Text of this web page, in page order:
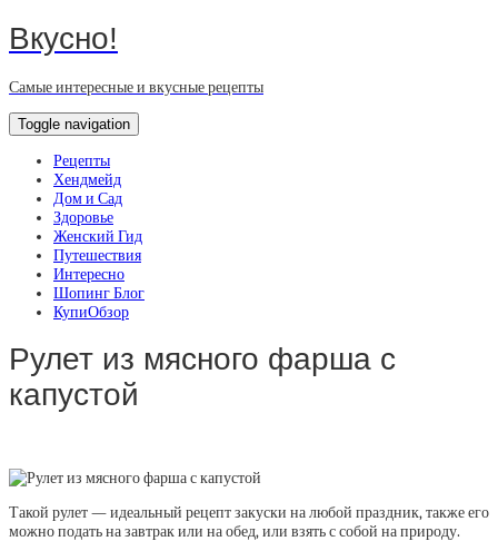
Вкусно!
Самые интересные и вкусные рецепты
Toggle navigation
Рецепты
Хендмейд
Дом и Сад
Здоровье
Женский Гид
Путешествия
Интересно
Шопинг Блог
КупиОбзор
Рулет из мясного фарша с
капустой
Такой рулет — идеальный рецепт закуски на любой праздник, также его
можно подать на завтрак или на обед, или взять с собой на природу.